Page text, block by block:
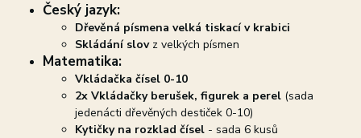
Český jazyk:
Dřevěná písmena velká tiskací v krabici
Skládání slov z velkých písmen
Matematika:
Vkládačka čísel 0-10
2x Vkládačky berušek, figurek a perel (sada
jedenácti dřevěných destiček 0-10)
Kytičky na rozklad čísel - sada 6 kusů